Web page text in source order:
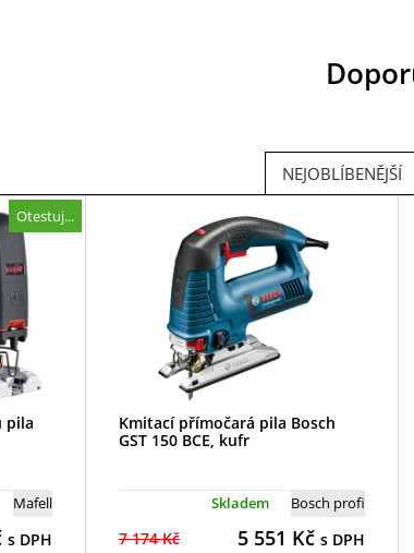
NEJOBLÍBENĚJŠÍ
Otestuj...
pila
Mafell
s DPH
Kmitací přímočará pila Bosch
GST 150 BCE, kufr
Bosch profi
Skladem
7 174 Kč 5 551 Kč s DPH